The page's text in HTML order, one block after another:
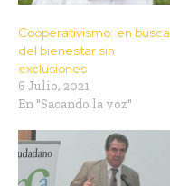
Cooperativismo: en busca
del bienestar sin
exclusiones
6 Julio, 2021
En "Sacando la voz"